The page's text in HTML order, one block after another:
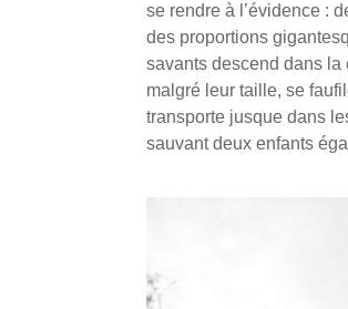
se rendre à l’évidence :
des proportions
savants descend dans
malgré leur taille, se
transporte jusque dans
sauvant deux enfants